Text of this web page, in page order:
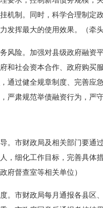
机制。同时，科学合理制定
发挥最大的使用效果。（牵
险。加强对县级政府融资平
和社会资本合作、政府购买
通过健全规章制度、完善应
严肃规范举债融资行为，严
市财政局及相关部门要通过
，细化工作目标，完善具体
府督查室等相关单位）
市财政局每月通报各县区、